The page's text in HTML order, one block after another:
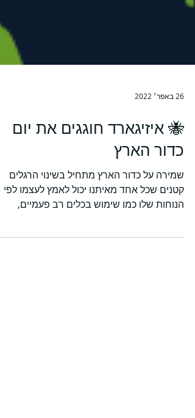
🐝 איזיגארד חוגגים את יום
כדור הארץ
שמירה על כדור הארץ מתחיל בשינוי הרגלים
קטנים שכל אחד מאיתנו יכול לאמץ לעצמו לפי
שמירה על ניקיון...